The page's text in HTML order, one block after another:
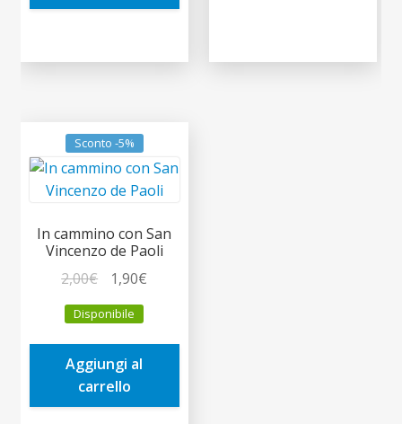
Sconto -5%
In cammino con San
Vincenzo de Paoli
2,00€
prezzo
originale
era:
2,00€.
1,90€
è:
Disponibile
Aggiungi al
carrello